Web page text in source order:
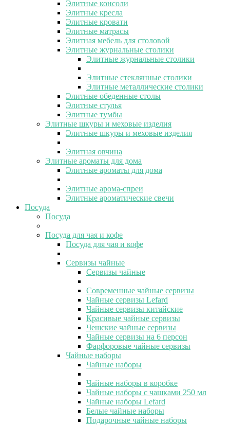
Элитные консоли
Элитные кресла
Элитные кровати
Элитные матрасы
Элитная мебель для столовой
Элитные журнальные столики
Элитные журнальные столики
Элитные стеклянные столики
Элитные металлические столики
Элитные обеденные столы
Элитные стулья
Элитные тумбы
Элитные шкуры и меховые изделия
Элитные шкуры и меховые изделия
Элитная овчина
Элитные ароматы для дома
Элитные ароматы для дома
Элитные арома-спреи
Элитные ароматические свечи
Посуда
Посуда
Посуда для чая и кофе
Посуда для чая и кофе
Сервизы чайные
Сервизы чайные
Современные чайные сервизы
Чайные сервизы Lefard
Чайные сервизы китайские
Красивые чайные сервизы
Чешские чайные сервизы
Чайные сервизы на 6 персон
Фарфоровые чайные сервизы
Чайные наборы
Чайные наборы
Чайные наборы в коробке
Чайные наборы с чашками 250 мл
Чайные наборы Lefard
Белые чайные наборы
Подарочные чайные наборы